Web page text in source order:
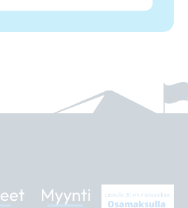
Myynti